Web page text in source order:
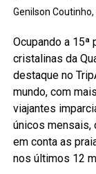
Genilson Coutinho,
Ocupando a 15ª
cristalinas da
destaque no
mundo, com
viajantes
únicos mensais,
em conta as
nos últimos 12